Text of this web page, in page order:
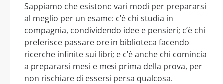
Sappiamo che esistono vari modi per prepararsi
al meglio per un esame: c’è chi studia in
compagnia, condividendo idee e pensieri; c’è chi
preferisce passare ore in biblioteca facendo
ricerche infinite sui libri; e c’è anche chi comincia
a prepararsi mesi e mesi prima della prova, per
non rischiare di essersi persa qualcosa.